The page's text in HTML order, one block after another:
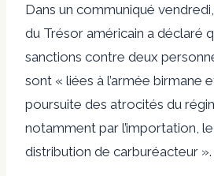
Dans un communiqué
du Trésor américain a déclaré
sanctions contre deux
sont « liées à l’armée birmane
poursuite des atrocités du
notamment par l’importation,
distribution de carburéacteur ».